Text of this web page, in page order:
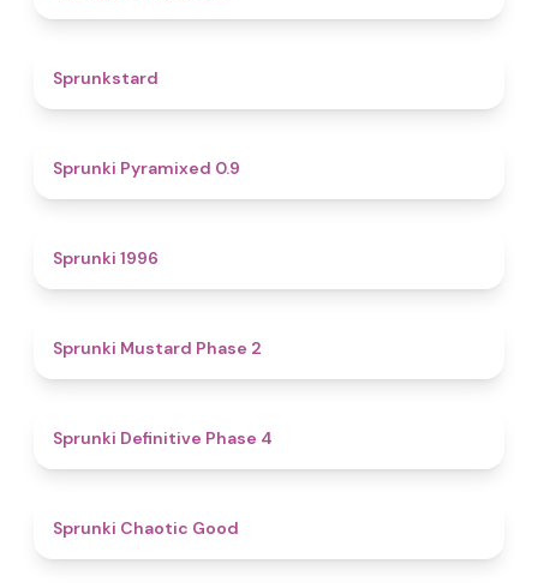
Sprunkstard
Sprunki Pyramixed 0.9
Sprunki 1996
Sprunki Mustard Phase 2
Sprunki Definitive Phase 4
Sprunki Chaotic Good